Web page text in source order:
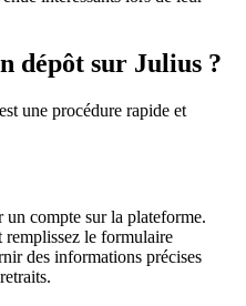
dépôt sur Julius ?
une procédure rapide et
compte sur la plateforme.
remplissez le formulaire
des informations précises